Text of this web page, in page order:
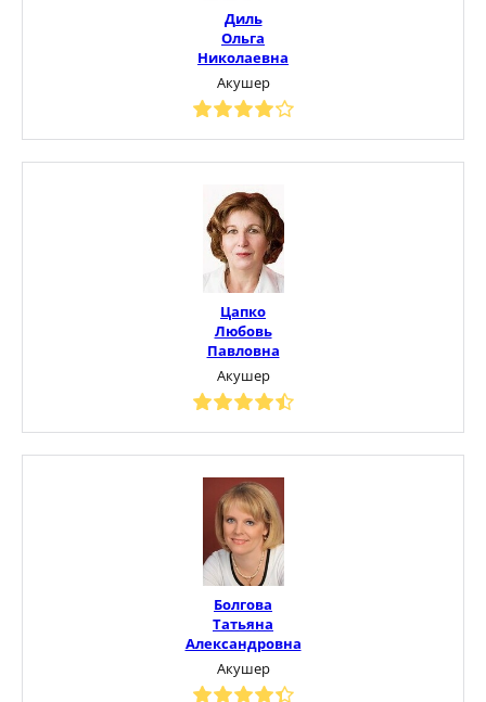
Диль
Ольга
Николаевна
Акушер
Цапко
Любовь
Павловна
Акушер
Болгова
Татьяна
Александровна
Акушер